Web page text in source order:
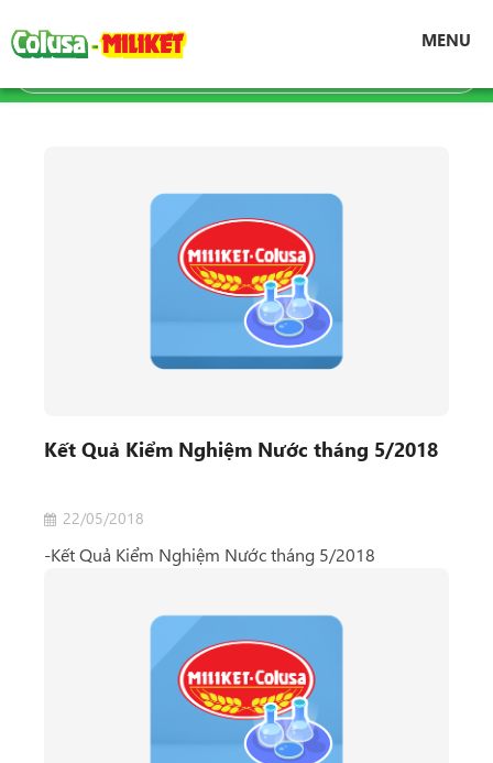
MENU
Trang chủ Tin tức
Kết Quả Kiểm Nghiệm Nước tháng 5/2018
22/05/2018
-Kết Quả Kiểm Nghiệm Nước tháng 5/2018